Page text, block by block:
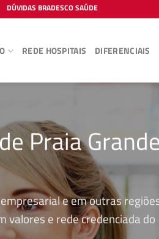
DÚVIDAS BRADESCO SAÚDE
REDE HOSPITAIS DIFERENCIAIS
Praia Grande
e em outras
valores e rede credenciada do